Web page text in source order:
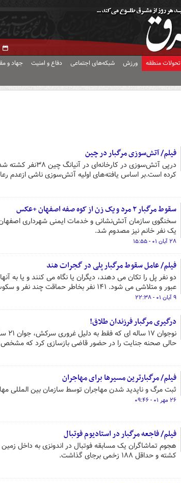
تحولات منطقه ورزش شبکه‌های اجتماعی دفاع و امنیت جهاد و
فیلم/ آتش‌سوزی مرگبار در چین
درپی آتش‌سوزی در
کرده است.بر اساس یافته‌های اولیه آتش‌سوزی ناشی ازعدم
سقوط مرگبار ۲ مرد و یک زن از کوه صفه اصفهان +عکس
یک نفر خانم نیز مصدوم شد.
۲۸ آبان ۰۱ - ۱۵:۵۵
فیلم/ عامل سقوط مرگبار پلی در گجرات هند
دو نفر پل را تکان می دهند، دیگران یا نگاه می کنند و یا
عبور و متلاشی می شود. ۱۴۱ نفر بخاطر حماقت چند نفر و سکوت بقیه کشته می شوند.
۹ آبان ۰۱ - ۲۲:۳۸
درگیری مرگبار فرزندان طلاق!
حالی صحنه جنایت را در حضور قاضی بازسازی کرد که مشخص
فیلم/ مرگبارترین مسیرها برای مهاجران
ثبت مرگ و ناپدید شدن مهاجران توسط سازمان بین المللی
۲۶ مهر ۰۱ - ۰۹:۴۶
فیلم/ فاجعه مرگبار در استادیوم فوتبال
کشته و حداقل ۱۸۸ زخمی برجای گذاشت.